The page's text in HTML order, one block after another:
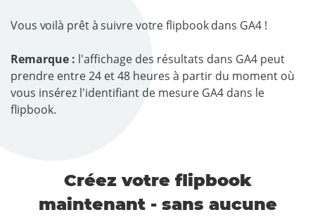
Vous voilà prêt à suivre votre flipbook dans GA4 !
Remarque : l'affichage des résultats dans GA4 peut
prendre entre 24 et 48 heures à partir du moment où
vous insérez l'identifiant de mesure GA4 dans le
flipbook.
Créez votre flipbook
maintenant - sans aucune